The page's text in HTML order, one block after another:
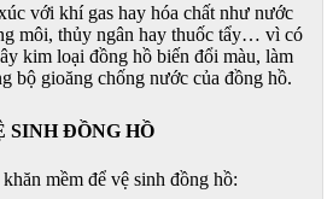
với khí gas hay hóa chất như nước
môi, thủy ngân hay thuốc tẩy… vì có
kim loại đồng hồ biến đổi màu, làm
bộ gioăng chống nước của đồng hồ.
SINH ĐỒNG HỒ
mềm để vệ sinh đồng hồ: